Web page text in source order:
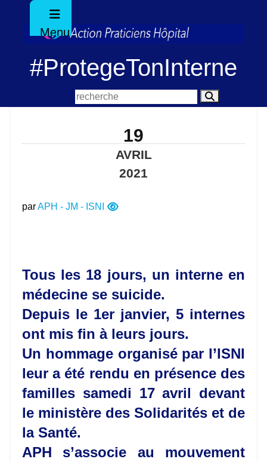
Menu
#ProtegeTonInterne​
19
AVRIL
2021
parAPH - JM - ISNI
Tous les 18 jours, un interne en
médecine se suicide.
Depuis le 1er janvier, 5 internes
ont mis fin à leurs jours.
Un hommage organisé par l’ISNI
leur a été rendu en présence des
familles samedi 17 avril devant
le ministère des Solidarités et de
la Santé.
APH s’associe au mouvement